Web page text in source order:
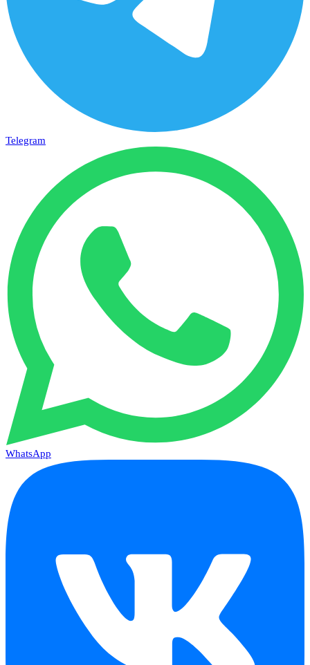
Telegram
WhatsApp